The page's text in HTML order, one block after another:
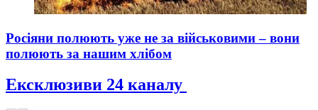
Росіяни полюють уже не за військовими – вони
полюють за нашим хлібом
Ексклюзиви 24 каналу